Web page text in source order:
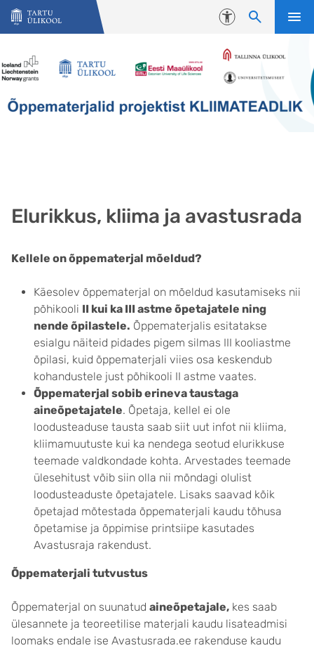
Liigu edasi põhisisu juurde
Juurdepääsetavus
Elurikkus, kliima ja avastusrada
Kellele on õppematerjal mõeldud?
Käesolev õppematerjal on mõeldud kasutamiseks nii
põhikooli II kui ka III astme õpetajatele ning
nende õpilastele. Õppematerjalis esitatakse
esialgu näiteid pidades pigem silmas III kooliastme
õpilasi, kuid õppematerjali viies osa keskendub
kohandustele just põhikooli II astme vaates.
Õppematerjal sobib erineva taustaga
aineõpetajatele. Õpetaja, kellel ei ole
loodusteaduse tausta saab siit uut infot nii kliima,
kliimamuutuste kui ka nendega seotud elurikkuse
teemade valdkondade kohta. Arvestades teemade
ülesehitust võib siin olla nii mõndagi olulist
loodusteaduste õpetajatele. Lisaks saavad kõik
õpetajad mõtestada õppematerjali kaudu tõhusa
õpetamise ja õppimise printsiipe kasutades
Avastusraja rakendust.
Õppematerjali tutvustus
Õppematerjal on suunatud aineõpetajale, kes saab
ülesannete ja teoreetilise materjali kaudu lisateadmisi
loomaks endale ise Avastusrada.ee rakenduse kaudu